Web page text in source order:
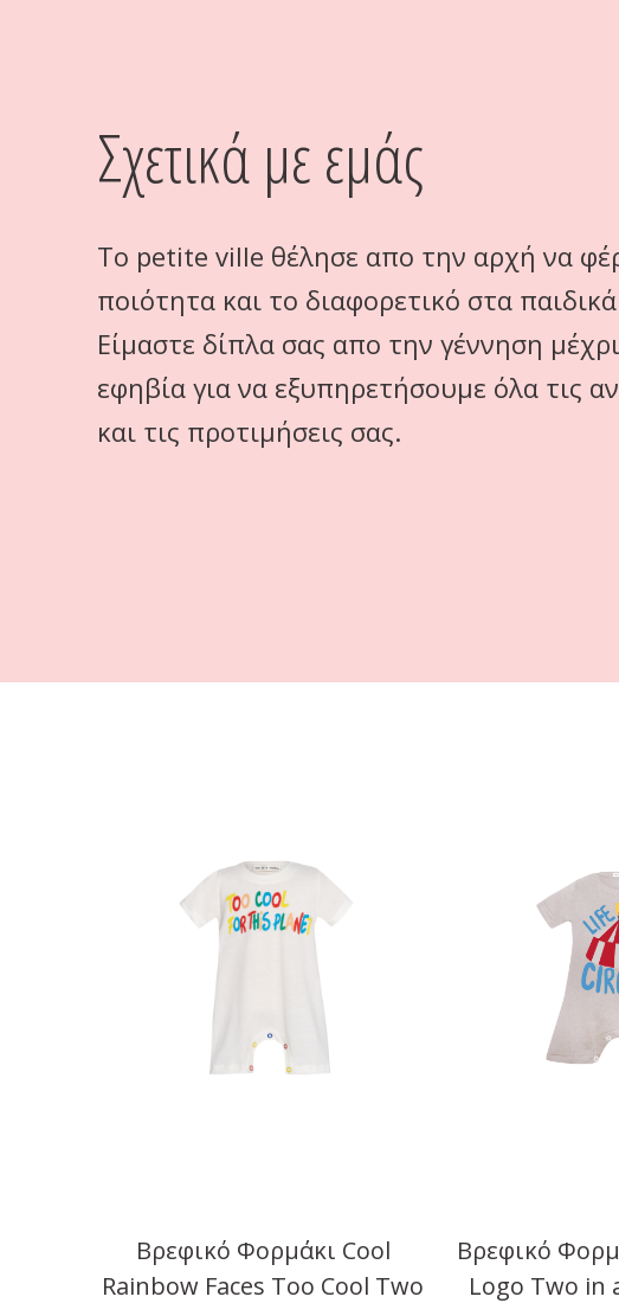
Σχετικά με εμάς
Το petite ville θέλησε απο την αρχή να
ποιότητα και το διαφορετικό στα
Είμαστε δίπλα σας απο την γέννηση
εφηβία για να εξυπηρετήσουμε όλα τις
και τις προτιμήσεις σας.
Βρεφικό Φορμάκι Cool
Rainbow Faces Too Cool Two
Βρεφικό
Logo Two in